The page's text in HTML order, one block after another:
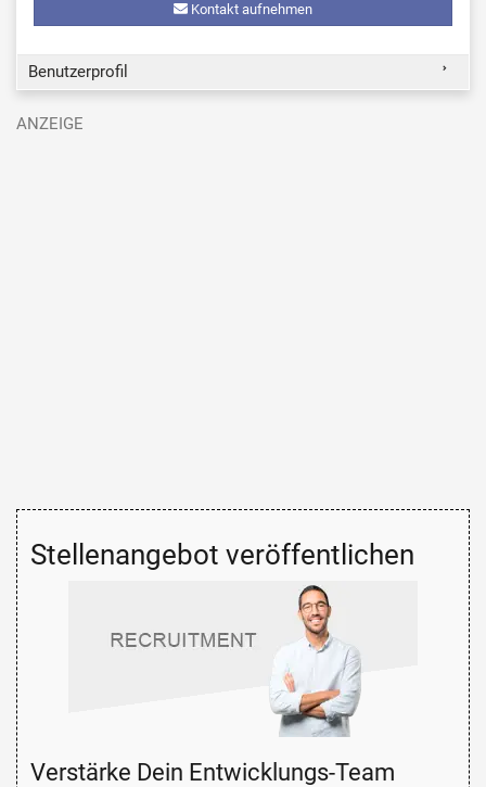
Kontakt aufnehmen
Benutzerprofil
Stellenangebot veröffentlichen
Verstärke Dein Entwicklungs-Team